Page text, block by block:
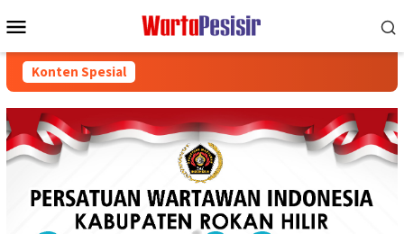
ke
Mobile
Konten Spesial